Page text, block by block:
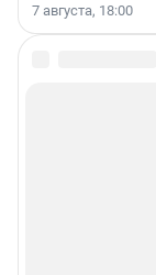
7 августа, 18:00